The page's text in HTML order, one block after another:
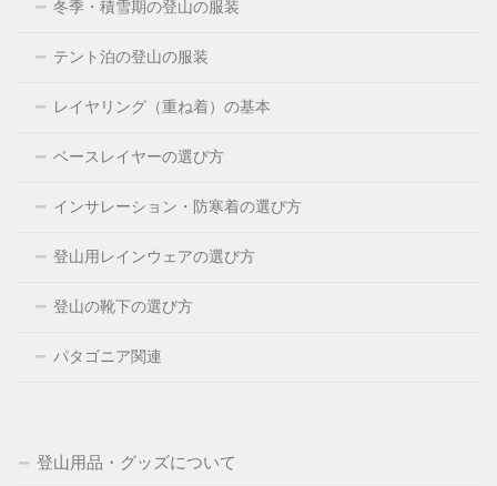
冬季・積雪期の登山の服装
テント泊の登山の服装
レイヤリング（重ね着）の基本
ベースレイヤーの選び方
インサレーション・防寒着の選び方
登山用レインウェアの選び方
登山の靴下の選び方
パタゴニア関連
登山用品・グッズについて